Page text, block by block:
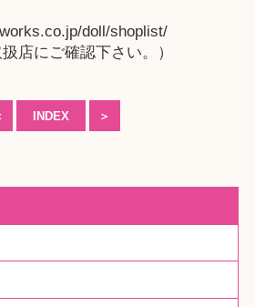
doll/shoplist/
にご確認下さい。）
INDEX ＞